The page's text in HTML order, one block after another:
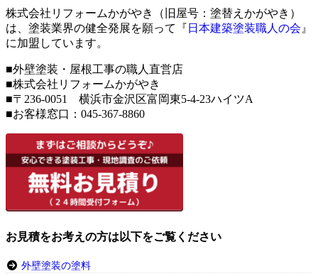
株式会社リフォームかがやき（旧屋号：塗替えかがやき）
は、塗装業界の健全発展を願って『 日本建築塗装職人の会 』
に加盟しています。
■外壁塗装・屋根工事の職人直営店
■株式会社リフォームかがやき
■〒236-0051 横浜市金沢区富岡東5-4-23ハイツA
■お客様窓口： 045-367-8860
お見積をお考えの方は以下をご覧ください
外壁塗装の塗料